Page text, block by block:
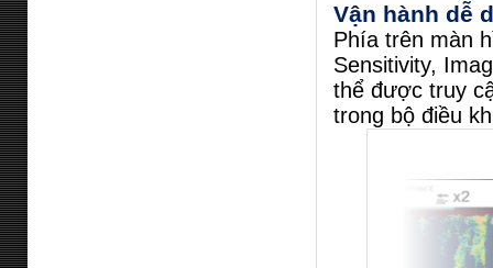
Vận hành dễ
Phía trên màn
Sensitivity,
thể được truy
trong bộ điều